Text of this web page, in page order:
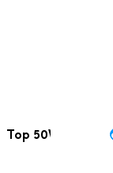
Top 50Webcams